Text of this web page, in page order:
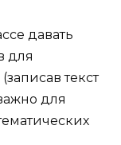
давать
для
текст
для